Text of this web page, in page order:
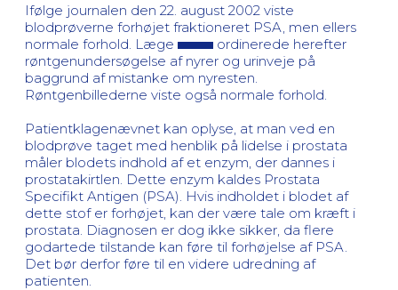
Ifølge journalen den 22. august 2002 viste
blodprøverne forhøjet fraktioneret PSA, men ellers
normale forhold. Læge
ordinerede herefter
røntgenundersøgelse af nyrer og urinveje på
baggrund af mistanke om nyresten.
Røntgenbillederne viste også normale forhold.
Patientklagenævnet kan oplyse, at man ved en
blodprøve taget med henblik på lidelse i prostata
måler blodets indhold af et enzym, der dannes i
prostatakirtlen. Dette enzym kaldes Prostata
Specifikt Antigen (PSA). Hvis indholdet i blodet af
dette stof er forhøjet, kan der være tale om kræft i
prostata. Diagnosen er dog ikke sikker, da flere
godartede tilstande kan føre til forhøjelse af PSA.
Det bør derfor føre til en videre udredning af
patienten.